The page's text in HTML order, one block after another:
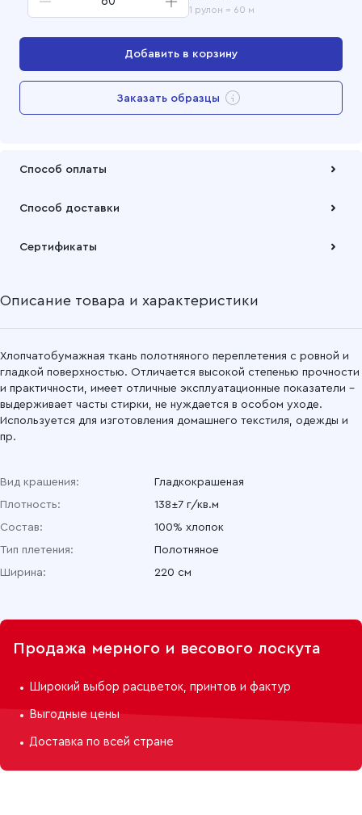
1 рулон = 60 м
Добавить в корзину
Перейти в корзину
Заказать образцы
Способ оплаты
Способ доставки
наших складов или через транспортную компанию на Ваш
Подробнее
Сертификаты
Описание товара и характеристики
Хлопчатобумажная ткань полотняного переплетения с ровной и
гладкой поверхностью. Отличается высокой степенью прочности
и практичности, имеет отличные эксплуатационные показатели –
выдерживает часты стирки, не нуждается в особом уходе.
Используется для изготовления домашнего текстиля, одежды и
пр.
Вид крашения:
Гладкокрашеная
Плотность:
138±7 г/кв.м
Состав:
100% хлопок
Тип плетения:
Полотняное
Ширина:
220 см
Продажа мерного и весового лоскута
Широкий выбор расцветок, принтов и фактур
Выгодные цены
Доставка по всей стране